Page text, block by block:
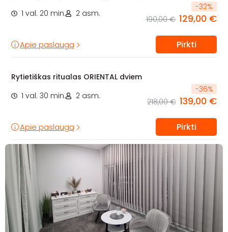
1 val. 20 min.
2 asm.
-32%
190,00 € 129,00 €
Apie paslaugą Pirkti
Rytietiškas ritualas ORIENTAL dviem
1 val. 30 min.
2 asm.
-36%
218,00 € 139,00 €
Apie paslaugą Pirkti